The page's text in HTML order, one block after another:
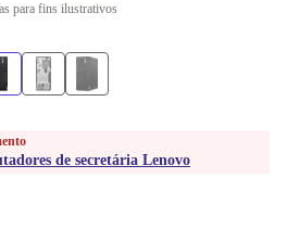
para fins ilustrativos
de secretária Lenovo